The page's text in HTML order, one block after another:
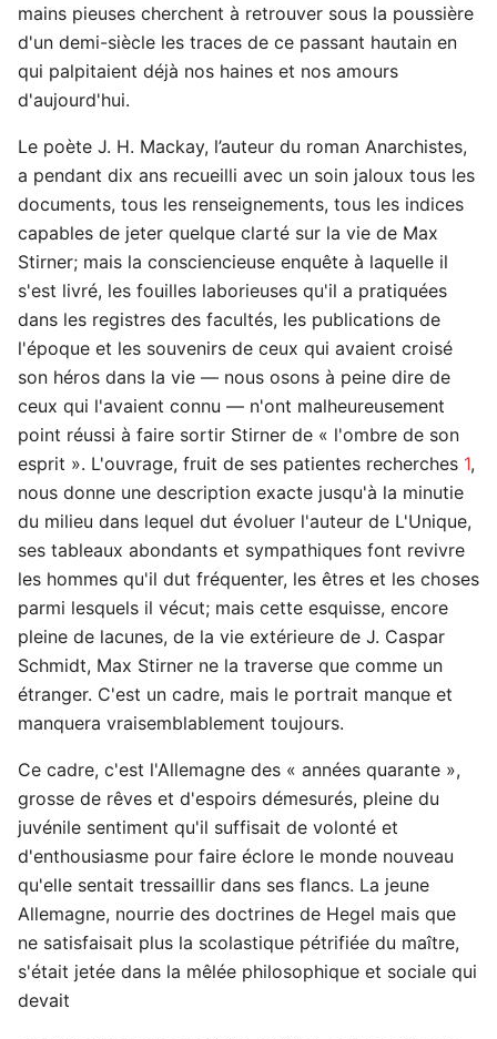
mains pieuses cherchent à retrouver sous la poussière
d'un demi-siècle les traces de ce passant hautain en
qui palpitaient déjà nos haines et nos amours
d'aujourd'hui.
Le poète J. H. Mackay, l’auteur du roman Anarchistes,
a pendant dix ans recueilli avec un soin jaloux tous les
documents, tous les renseignements, tous les indices
capables de jeter quelque clarté sur la vie de Max
Stirner; mais la consciencieuse enquête à laquelle il
s'est livré, les fouilles laborieuses qu'il a pratiquées
dans les registres des facultés, les publications de
l'époque et les souvenirs de ceux qui avaient croisé
son héros dans la vie — nous osons à peine dire de
ceux qui l'avaient connu — n'ont malheureusement
point réussi à faire sortir Stirner de « l'ombre de son
esprit ». L'ouvrage, fruit de ses patientes recherches 1,
nous donne une description exacte jusqu'à la minutie
du milieu dans lequel dut évoluer l'auteur de L'Unique,
ses tableaux abondants et sympathiques font revivre
les hommes qu'il dut fréquenter, les êtres et les choses
parmi lesquels il vécut; mais cette esquisse, encore
pleine de lacunes, de la vie extérieure de J. Caspar
Schmidt, Max Stirner ne la traverse que comme un
étranger. C'est un cadre, mais le portrait manque et
manquera vraisemblablement toujours.
Ce cadre, c'est l'Allemagne des « années quarante »,
grosse de rêves et d'espoirs démesurés, pleine du
juvénile sentiment qu'il suffisait de volonté et
d'enthousiasme pour faire éclore le monde nouveau
qu'elle sentait tressaillir dans ses flancs. La jeune
Allemagne, nourrie des doctrines de Hegel mais que
ne satisfaisait plus la scolastique pétrifiée du maître,
s'était jetée dans la mêlée philosophique et sociale qui
devait